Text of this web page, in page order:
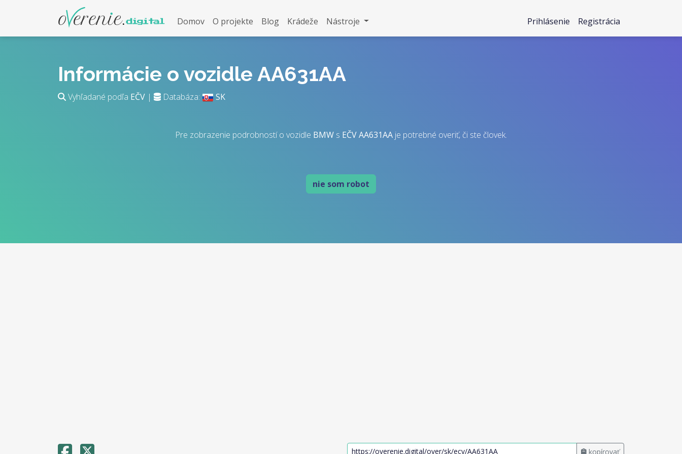
Domov O projekte Blog Krádeže Nástroje Prihlásenie Registrácia
Informácie o vozidle AA631AA
Vyhľadané podľa EČV | Databáza: SK
Pre zobrazenie podrobností o vozidle BMW s EČVAA631AA je potrebné overiť, či ste človek.
nie som robot
kopírovať